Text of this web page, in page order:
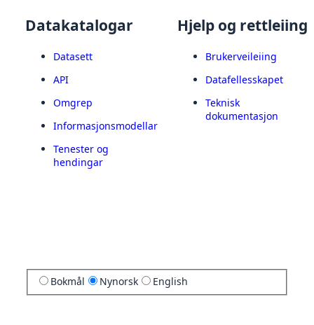
Datakatalogar
Datasett
API
Omgrep
Informasjonsmodellar
Tenester og
hendingar
Hjelp og rettleiing
Brukerveileiing
Datafellesskapet
Teknisk
dokumentasjon
Bokmål Nynorsk English